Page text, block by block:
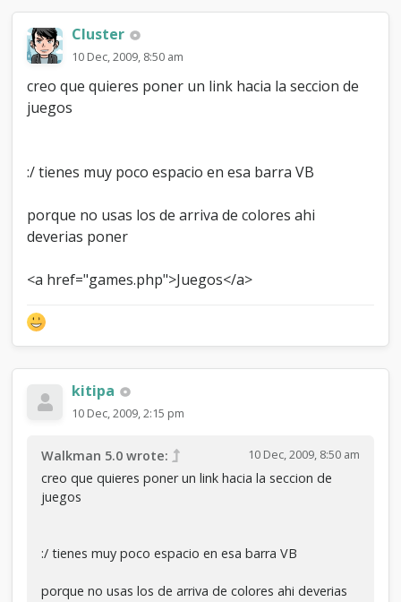
Cluster
10 Dec, 2009, 8:50 am
creo que quieres poner un link hacia la seccion de
juegos
:/ tienes muy poco espacio en esa barra VB
porque no usas los de arriva de colores ahi
deverias poner
<a href="games.php">Juegos</a>
kitipa
10 Dec, 2009, 2:15 pm
10 Dec, 2009, 8:50 am
Walkman 5.0 wrote:
creo que quieres poner un link hacia la seccion de
juegos
:/ tienes muy poco espacio en esa barra VB
porque no usas los de arriva de colores ahi deverias